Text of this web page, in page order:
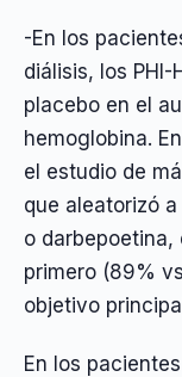
-En los
diálisis, los PHI-
placebo en el
hemoglobina.
el estudio de
que aleatorizó
o darbepoetina,
primero (89%
objetivo principal
En los